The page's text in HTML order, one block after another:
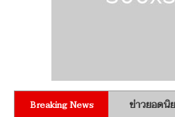
Breaking News ข่าวยอดนิ